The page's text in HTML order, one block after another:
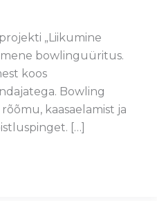
„Liikumine
bowlinguüritus.
koos
Bowling
kaasaelamist ja
[…]